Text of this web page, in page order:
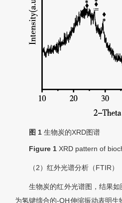
图 1 生物炭的XRD图谱
Figure 1 XRD pattern of
（2）红外光谱分析（FTIR）
生物炭的红外光谱图，结果
为氢键缔合的-OH伸缩振动表明